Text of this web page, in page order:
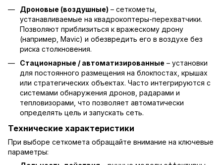
Дроновые (воздушные) – сеткометы,
устанавливаемые на квадрокоптеры-перехватчики.
Позволяют приблизиться к вражескому дрону
(например, Mavic) и обезвредить его в воздухе без
риска столкновения.
Стационарные / автоматизированные – установки
для постоянного размещения на блокпостах, крышах
или стратегических объектах. Часто интегрируются с
системами обнаружения дронов, радарами и
тепловизорами, что позволяет автоматически
определять цель и запускать сеть.
Технические характеристики
При выборе сеткомета обращайте внимание на ключевые
параметры: